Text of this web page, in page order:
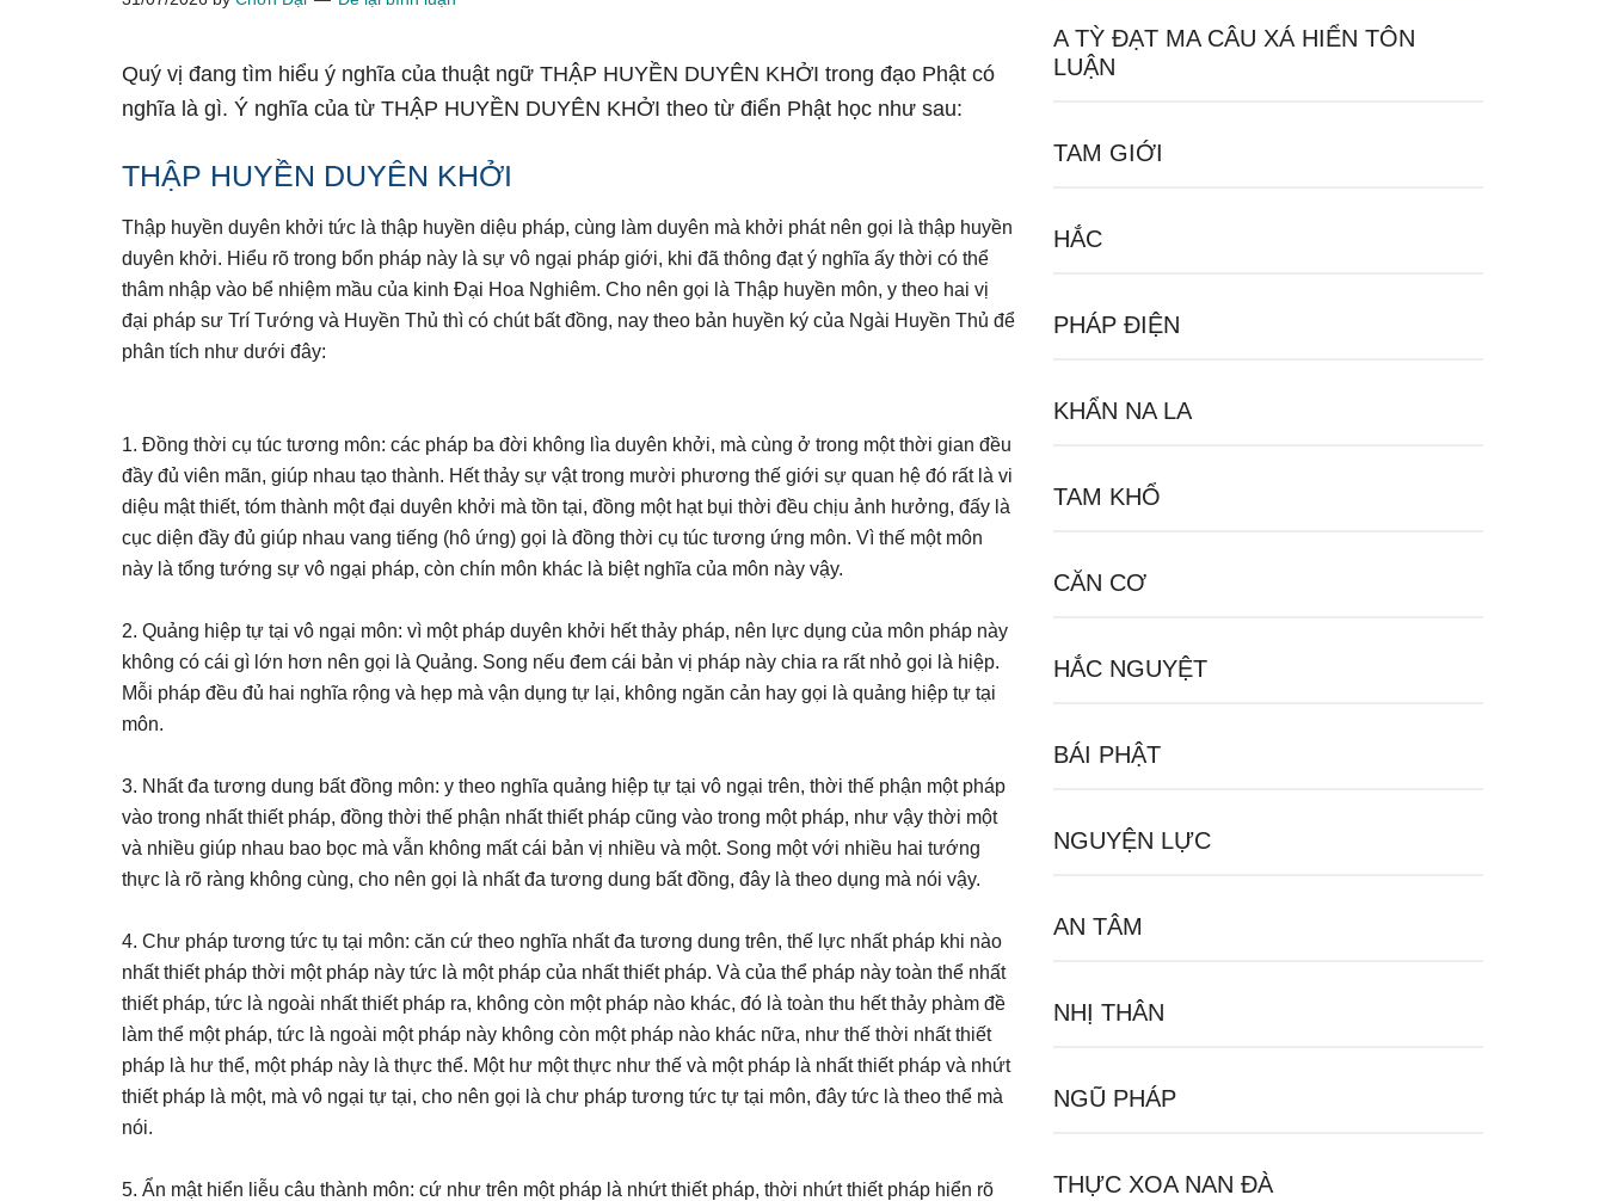
Quý vị đang tìm hiểu ý nghĩa của thuật ngữ THẬP HUYỀN DUYÊN KHỞI trong đạo Phật có
nghĩa là gì. Ý nghĩa của từ THẬP HUYỀN DUYÊN KHỞI theo từ điển Phật học như sau:
THẬP HUYỀN DUYÊN KHỞI
Thập huyền duyên khởi tức là thập huyền diệu pháp, cùng làm duyên mà khởi phát nên gọi là thập huyền
duyên khởi. Hiểu rõ trong bổn pháp này là sự vô ngại pháp giới, khi đã thông đạt ý nghĩa ấy thời có thể
thâm nhập vào bể nhiệm mầu của kinh Đại Hoa Nghiêm. Cho nên gọi là Thập huyền môn, y theo hai vị
đại pháp sư Trí Tướng và Huyền Thủ thì có chút bất đồng, nay theo bản huyền ký của Ngài Huyền Thủ để
phân tích như dưới đây:
1. Đồng thời cụ túc tương môn: các pháp ba đời không lìa duyên khởi, mà cùng ở trong một thời gian đều
đầy đủ viên mãn, giúp nhau tạo thành. Hết thảy sự vật trong mười phương thế giới sự quan hệ đó rất là vi
diệu mật thiết, tóm thành một đại duyên khởi mà tồn tại, đồng một hạt bụi thời đều chịu ảnh hưởng, đấy là
cục diện đầy đủ giúp nhau vang tiếng (hô ứng) gọi là đồng thời cụ túc tương ứng môn. Vì thế một môn
này là tổng tướng sự vô ngại pháp, còn chín môn khác là biệt nghĩa của môn này vậy.
2. Quảng hiệp tự tại vô ngại môn: vì một pháp duyên khởi hết thảy pháp, nên lực dụng của môn pháp này
không có cái gì lớn hơn nên gọi là Quảng. Song nếu đem cái bản vị pháp này chia ra rất nhỏ gọi là hiệp.
Mỗi pháp đều đủ hai nghĩa rộng và hẹp mà vận dụng tự lại, không ngăn cản hay gọi là quảng hiệp tự tại
môn.
3. Nhất đa tương dung bất đồng môn: y theo nghĩa quảng hiệp tự tại vô ngại trên, thời thế phận một pháp
vào trong nhất thiết pháp, đồng thời thế phận nhất thiết pháp cũng vào trong một pháp, như vậy thời một
và nhiều giúp nhau bao bọc mà vẫn không mất cái bản vị nhiều và một. Song một với nhiều hai tướng
thực là rõ ràng không cùng, cho nên gọi là nhất đa tương dung bất đồng, đây là theo dụng mà nói vậy.
4. Chư pháp tương tức tụ tại môn: căn cứ theo nghĩa nhất đa tương dung trên, thế lực nhất pháp khi nào
nhất thiết pháp thời một pháp này tức là một pháp của nhất thiết pháp. Và của thể pháp này toàn thể nhất
thiết pháp, tức là ngoài nhất thiết pháp ra, không còn một pháp nào khác, đó là toàn thu hết thảy phàm đề
làm thể một pháp, tức là ngoài một pháp này không còn một pháp nào khác nữa, như thế thời nhất thiết
pháp là hư thể, một pháp này là thực thể. Một hư một thực như thế và một pháp là nhất thiết pháp và nhứt
thiết pháp là một, mà vô ngại tự tại, cho nên gọi là chư pháp tương tức tự tại môn, đây tức là theo thể mà
nói.
5. Ẩn mật hiển liễu câu thành môn: cứ như trên một pháp là nhứt thiết pháp, thời nhứt thiết pháp hiển rõ
A TỲ ĐẠT MA CÂU XÁ HIỂN TÔN
LUẬN
TAM GIỚI
HẮC
PHÁP ĐIỆN
KHẨN NA LA
TAM KHỔ
CĂN CƠ
HẮC NGUYỆT
BÁI PHẬT
NGUYỆN LỰC
AN TÂM
NHỊ THÂN
NGŨ PHÁP
THỰC XOA NAN ĐÀ